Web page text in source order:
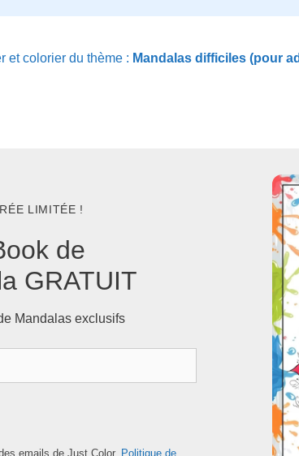
et colorier du thème : Mandalas difficiles (pour
LIMITÉE !
de
GRATUIT
Mandalas exclusifs
emails de Just Color. Politique de